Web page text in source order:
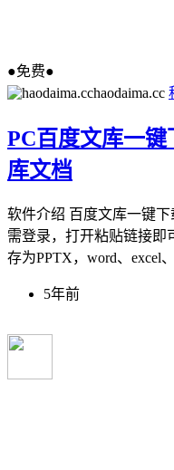
●免费●
haodaima.cc
PC百度文库一
库文档
软件介绍 百度文库一键
需登录，打开粘贴链接即
存为PPTX，word、excel
5年前